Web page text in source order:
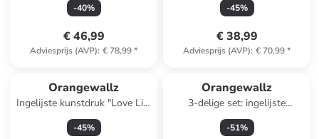
-40%
€ 46,99
Adviesprijs (AVP): € 78,99*
-45%
€ 38,99
Adviesprijs (AVP): € 70,99*
Orangewallz
Ingelijste kunstdruk "Love Life
Monkey" - (B)50 x (H)70 cm
-45%
Orangewallz
3-delige set: ingelijste
kunstdrukken "Chill Chaos
Home"
-51%